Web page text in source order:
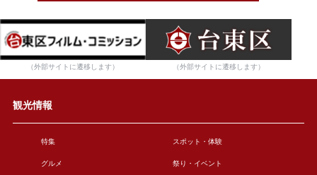
（外部サイトに遷移します） （外部サイトに遷移します）
観光情報
特集 スポット・体験
グルメ 祭り・イベント